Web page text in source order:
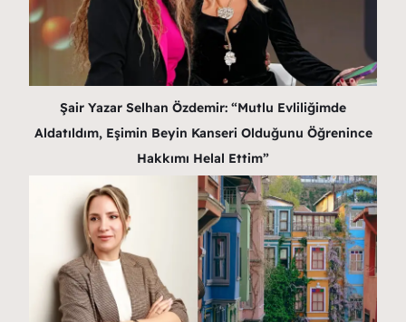
Şair Yazar Selhan Özdemir: “Mutlu Evliliğimde
Aldatıldım, Eşimin Beyin Kanseri Olduğunu Öğrenince
Hakkımı Helal Ettim”